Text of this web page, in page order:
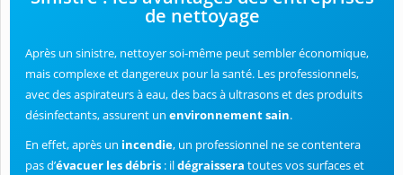
de nettoyage
Après un sinistre, nettoyer soi-même peut sembler économique,
mais complexe et dangereux pour la santé. Les professionnels,
avec des aspirateurs à eau, des bacs à ultrasons et des produits
désinfectants, assurent un environnement sain.
En effet, après un incendie, un professionnel ne se contentera
pas d’évacuer les débris : ildégraissera toutes vos surfaces et